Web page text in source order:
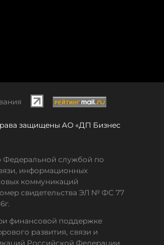
защищены АО «ДП Бизнес
Федеральной службой по
информационных
коммуникаций
свидетельства ЭЛ № ФС 77
финансовой поддержке
развития, связи и
Российской Федерации.